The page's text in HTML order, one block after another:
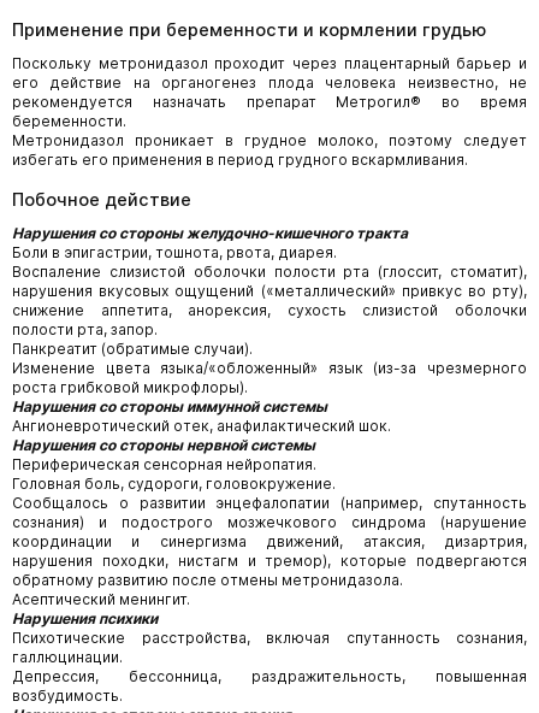
Применение при беременности и кормлении грудью
Поскольку метронидазол проходит через плацентарный барьер и
его действие на органогенез плода человека неизвестно, не
рекомендуется назначать препарат Метрогил® во время
беременности.
Метронидазол проникает в грудное молоко, поэтому следует
избегать его применения в период грудного вскармливания.
Побочное действие
Нарушения со стороны желудочно-кишечного тракта
Боли в эпигастрии, тошнота, рвота, диарея.
Воспаление слизистой оболочки полости рта (глоссит, стоматит),
нарушения вкусовых ощущений («металлический» привкус во рту),
снижение аппетита, анорексия, сухость слизистой оболочки
полости рта, запор.
Панкреатит (обратимые случаи).
Изменение цвета языка/«обложенный» язык (из-за чрезмерного
роста грибковой микрофлоры).
Нарушения со стороны иммунной системы
Ангионевротический отек, анафилактический шок.
Нарушения со стороны нервной системы
Периферическая сенсорная нейропатия.
Головная боль, судороги, головокружение.
Сообщалось о развитии энцефалопатии (например, спутанность
сознания) и подострого мозжечкового синдрома (нарушение
координации и синергизма движений, атаксия, дизартрия,
нарушения походки, нистагм и тремор), которые подвергаются
обратному развитию после отмены метронидазола.
Асептический менингит.
Нарушения психики
Психотические расстройства, включая спутанность сознания,
галлюцинации.
Депрессия, бессонница, раздражительность, повышенная
возбудимость.